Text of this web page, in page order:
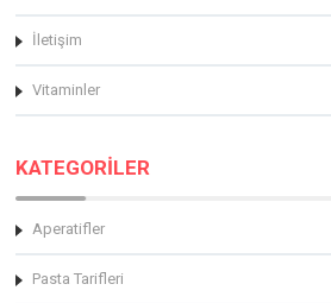
İletişim
Vitaminler
KATEGORİLER
Aperatifler
Pasta Tarifleri